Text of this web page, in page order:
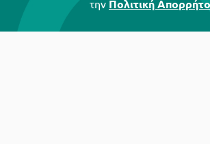
την Πολιτική